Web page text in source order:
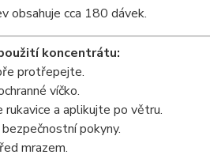
obsahuje cca 180 dávek.
koncentrátu:
protřepejte.
víčko.
rukavice a aplikujte po větru.
pokyny.
mrazem.